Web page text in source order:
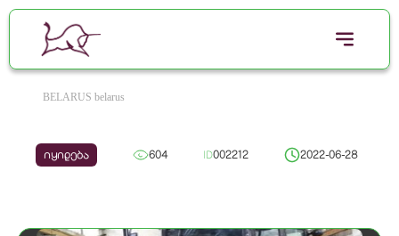
BELARUS belarus
იყიდება 604 ID002212 2022-06-28